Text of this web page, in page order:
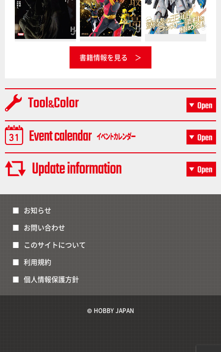
書籍情報を見る
お知らせ
お問い合わせ
このサイトについて
利用規約
個人情報保護方針
© HOBBY JAPAN